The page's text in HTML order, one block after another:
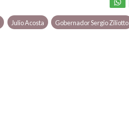
Julio Acosta Gobernador Sergio Ziliotto